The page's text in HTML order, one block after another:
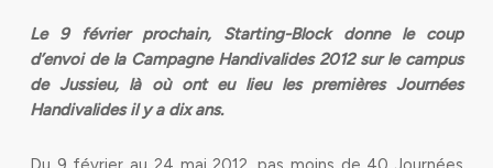
Le 9 février prochain, Starting-Block donne le coup
d’envoi de la Campagne Handivalides 2012 sur le campus
de Jussieu, là où ont eu lieu les premières Journées
Handivalides il y a dix ans.